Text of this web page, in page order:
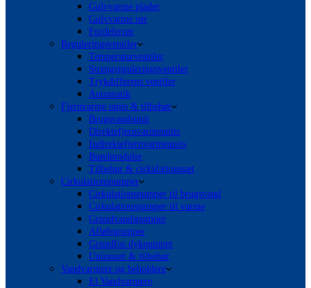
Gulvvarme plader
Gulvvarme rør
Fordelerrør
Reguleringsventiler
Temperaturventiler
Strengreguleringsventiler
Trykdifferens ventiler
Automatik
Fjernvarme units & tilbehør
Brugsvandsunit
Direktefjernvarmeunits
Indirektefjernvarmeunits
Bundmoduler
Tilbehør & cirkulationssæt
Cirkulationspumper
Cirkulationspumper til brugsvand
Cirkulationspumper til varme
Grundvandspumper
Afløbspumper
Grundfos dykpumper
Unionsæt & tilbehør
Vandvarmere og beholdere
El Vandvarmere